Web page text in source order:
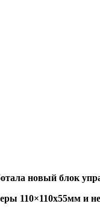
новый блок
110×110х55мм и